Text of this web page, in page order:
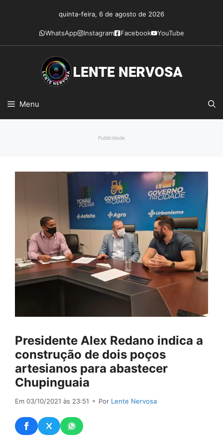
conteúdo
quinta-feira, 6 de agosto de 2026
WhatsApp Instagram Facebook YouTube
Menu
Publicidade
Presidente Alex Redano indica a
construção de dois poços
artesianos para abastecer
Chupinguaia
Em 03/10/2021 às 23:51 ⚬ Por Lente Nervosa